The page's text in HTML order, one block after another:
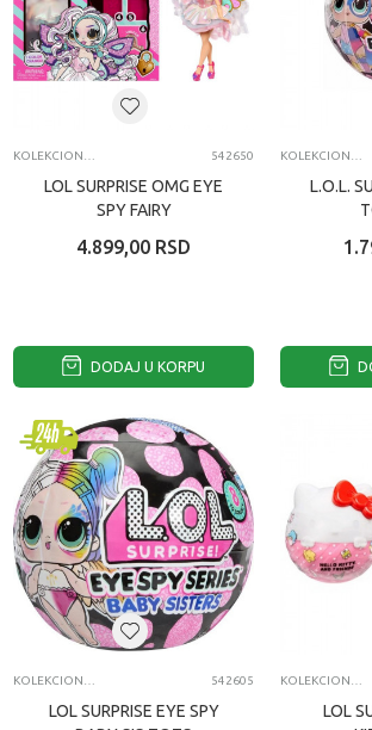
542650
LOL SURPRISE OMG EYE
SPY FAIRY
4.899,00 RSD
DODAJ U KORPU
L.O.L.
542605
LOL SURPRISE EYE SPY
LOL